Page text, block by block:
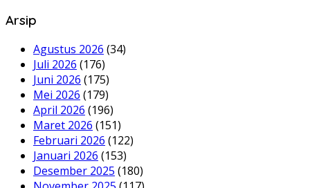
Arsip
Agustus 2026 (34)
Juli 2026 (176)
Juni 2026 (175)
Mei 2026 (179)
April 2026 (196)
Maret 2026 (151)
Februari 2026 (122)
Januari 2026 (153)
Desember 2025 (180)